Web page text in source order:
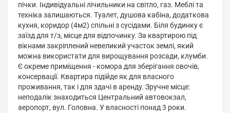
пічки. Індивідуальні лічильники на світло, газ. Меблі та
техніка залишаються. Туалет, душова кабіна, додаткова
кухня, коридор (4м2) спільні з сусідами. Біля будинку є
заїзд для т/з, місце для відпочинку. За квартирою під
вікнами закріплений невеликий участок землі, який
можна використати для вирощування розсади, клумби.
Є окреме приміщення - комора для зберігання овочів,
консервації. Квартира підійде як для власного
проживання, так і для здачі в аренду. Зручне місце:
неподалік знаходиться Центральний автовокзал,
аеропорт, вул. Головна. У власності понад 3 роки.